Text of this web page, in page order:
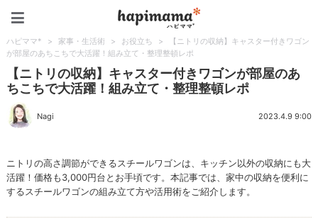
ハピママ* > 家事・生活術 > お役立ち >
【ニトリの収納】キャスター付きワゴン
が部屋のあちこちで大活躍！組み立て・整理整頓レポ
【ニトリの収納】キャスター付きワゴンが部屋のあ
ちこちで大活躍！組み立て・整理整頓レポ
Nagi 2023.4.9 9:00
ニトリの高さ調節ができるスチールワゴンは、キッチン以外の収納にも大
活躍！価格も3,000円台とお手頃です。本記事では、家中の収納を便利に
するスチールワゴンの組み立て方や活用術をご紹介します。